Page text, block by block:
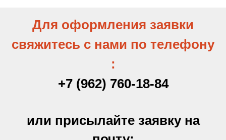
Удельный вес (г/м2) 270
в продольном направлении / в
Гибкость на брусе (радиус
Для оформления заявки
свяжитесь с нами по телефону
:
+7 (962) 760-18-84
или присылайте заявку на